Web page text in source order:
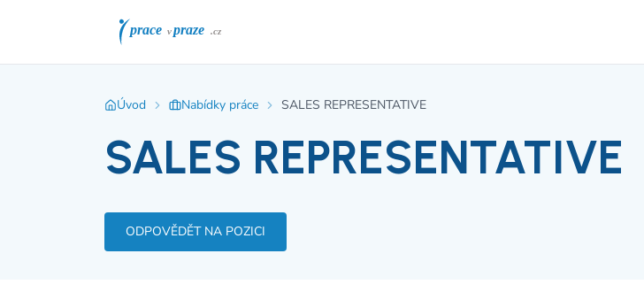
Úvod Nabídky práce SALES REPRESENTATIVE
SALES REPRESENTATIVE
ODPOVĚDĚT NA POZICI